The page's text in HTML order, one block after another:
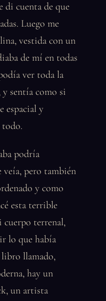
di cuenta de que
Luego me
vestida con un
de mí en todas
ver toda la
sentía como si
espacial y
todo.
podría
pero también
y como
esta terrible
cuerpo terrenal,
lo que había
libro llamado,
hay un
un artista